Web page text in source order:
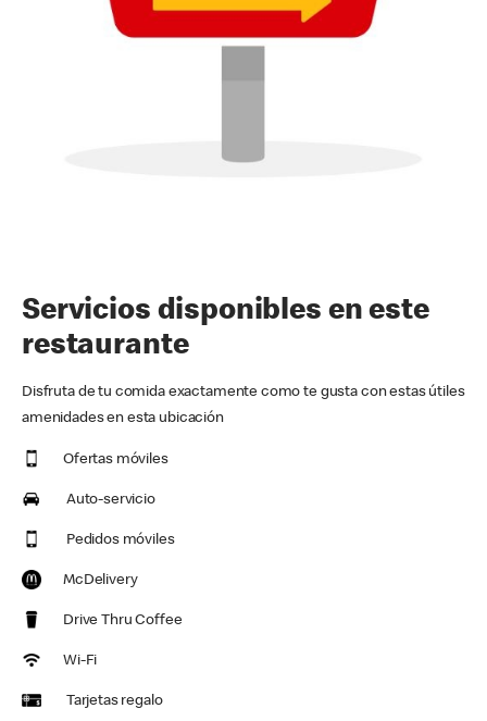
Servicios disponibles en este
restaurante
Disfruta de tu comida exactamente como te gusta con estas útiles
amenidades en esta ubicación
Ofertas móviles
Auto-servicio
Pedidos móviles
McDelivery
Drive Thru Coffee
Wi-Fi
Tarjetas regalo